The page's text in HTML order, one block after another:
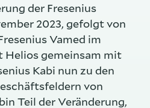
der Fresenius
2023, gefolgt von
Vamed im
Helios gemeinsam mit
Kabi nun zu den
von
Teil der Veränderung,